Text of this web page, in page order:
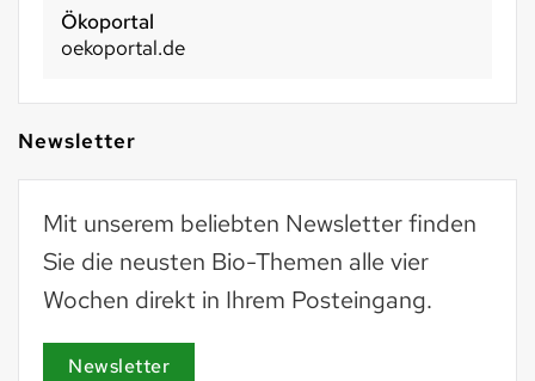
Ökoportal
oekoportal.de
Newsletter
Mit unserem beliebten Newsletter finden
Sie die neusten Bio-Themen alle vier
Wochen direkt in Ihrem Posteingang.
Newsletter